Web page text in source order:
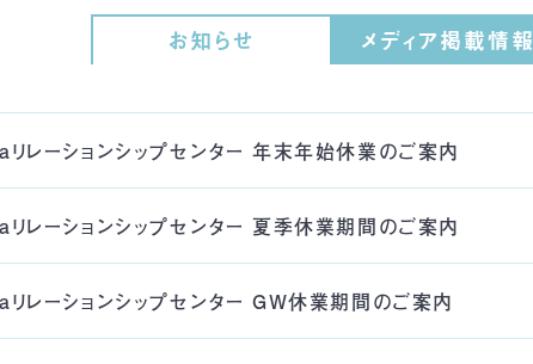
お知らせ メディア掲載情報
レーションシップセンター 年末年始休業のご案内
レーションシップセンター 夏季休業期間のご案内
レーションシップセンター GW休業期間のご案内